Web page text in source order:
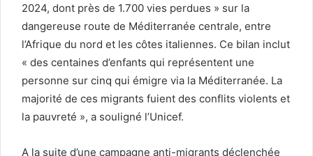
2024, dont près de 1.700 vies perdues » sur la
dangereuse route de Méditerranée centrale, entre
l’Afrique du nord et les côtes italiennes. Ce bilan inclut
« des centaines d’enfants qui représentent une
personne sur cinq qui émigre via la Méditerranée. La
majorité de ces migrants fuient des conflits violents et
la pauvreté », a souligné l’Unicef.
A la suite d’une campagne anti-migrants déclenchée